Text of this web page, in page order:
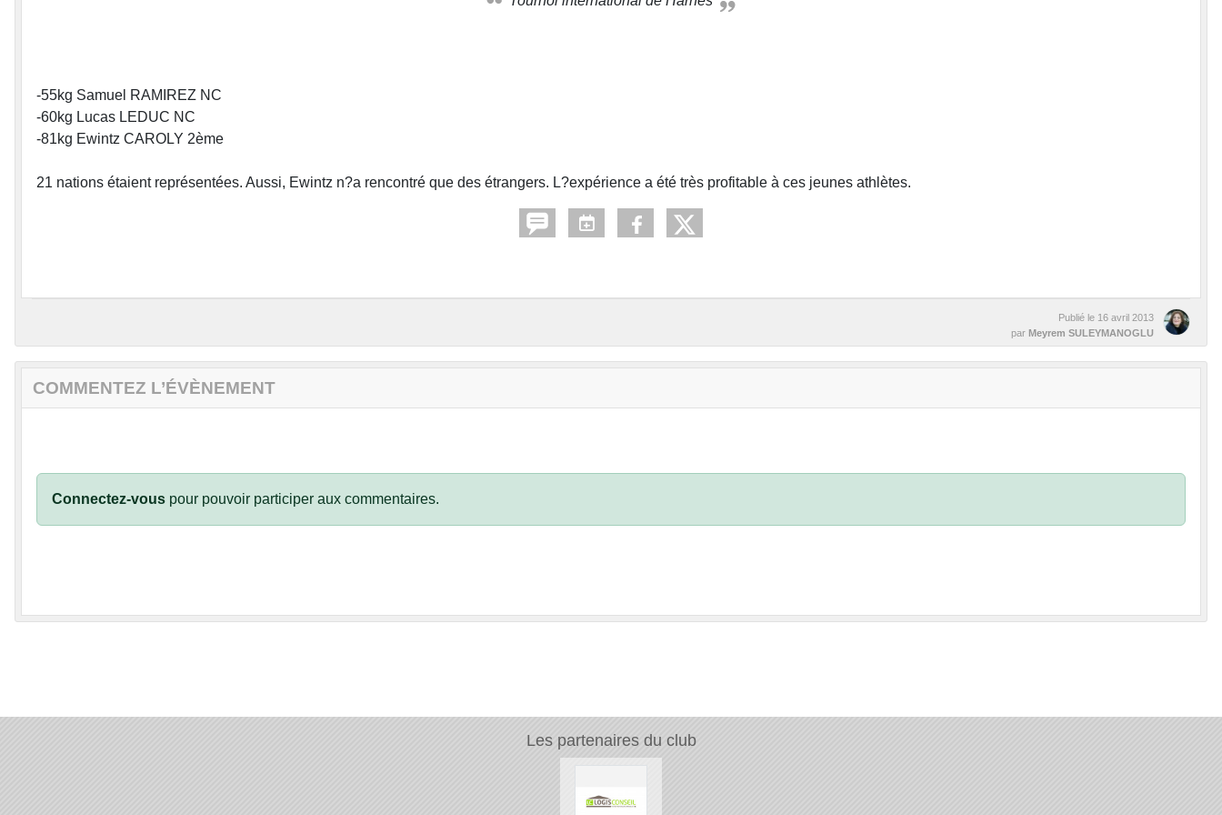
-55kg Samuel RAMIREZ NC
-60kg Lucas LEDUC NC
-81kg Ewintz CAROLY 2ème
21 nations étaient représentées. Aussi, Ewintz n?a rencontré que des étrangers. L?expérience a été très profitable à ces jeunes athlètes.
Publié le 16 avril 2013
par Meyrem SULEYMANOGLU
COMMENTEZ L’ÉVÈNEMENT
Connectez-vous pour pouvoir participer aux commentaires.
Les partenaires du club